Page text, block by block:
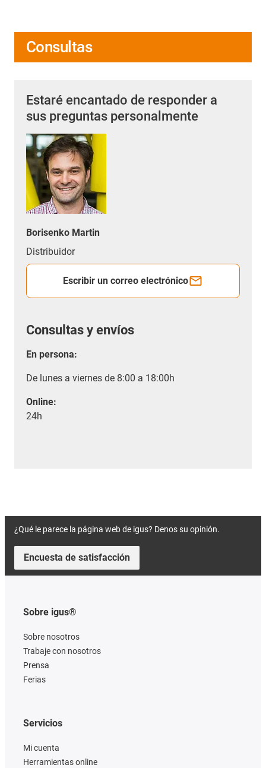
Consultas
Estaré encantado de responder a
sus preguntas personalmente
Borisenko Martin
Distribuidor
Escribir un correo electrónico
Consultas y envíos
En persona:
De lunes a viernes de 8:00 a 18:00h
Online:
24h
¿Qué le parece la página web de igus? Denos su opinión.
Encuesta de satisfacción
Sobre igus®
Sobre nosotros
Trabaje con nosotros
Prensa
Ferias
Servicios
Mi cuenta
Herramientas online